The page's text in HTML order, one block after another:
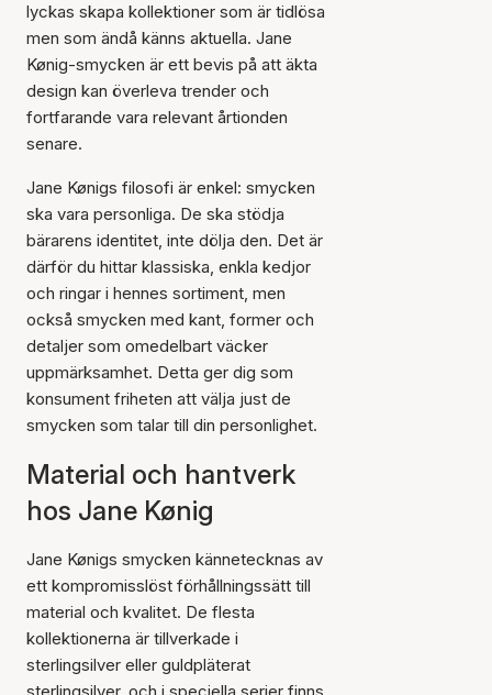
lyckas skapa kollektioner som är tidlösa
men som ändå känns aktuella. Jane
Kønig-smycken är ett bevis på att äkta
design kan överleva trender och
fortfarande vara relevant årtionden
senare.
Jane Kønigs filosofi är enkel: smycken
ska vara personliga. De ska stödja
bärarens identitet, inte dölja den. Det är
därför du hittar klassiska, enkla kedjor
och ringar i hennes sortiment, men
också smycken med kant, former och
detaljer som omedelbart väcker
uppmärksamhet. Detta ger dig som
konsument friheten att välja just de
smycken som talar till din personlighet.
Material och hantverk
hos Jane Kønig
Jane Kønigs smycken kännetecknas av
ett kompromisslöst förhållningssätt till
material och kvalitet. De flesta
kollektionerna är tillverkade i
sterlingsilver eller guldpläterat